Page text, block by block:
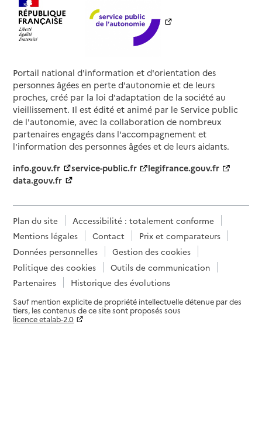
Portail national d'information et d'orientation des
personnes âgées en perte d'autonomie et de leurs
proches, créé par la loi d'adaptation de la société au
vieillissement. Il est édité et animé par le Service public
de l'autonomie, avec la collaboration de nombreux
partenaires engagés dans l'accompagnement et
l'information des personnes âgées et de leurs aidants.
info.gouv.fr
service-public.fr
legifrance.gouv.fr
data.gouv.fr
Plan du site
Accessibilité : totalement conforme
Mentions légales
Contact
Prix et comparateurs
Données personnelles
Gestion des cookies
Politique des cookies
Outils de communication
Partenaires
Historique des évolutions
Sauf mention explicite de propriété intellectuelle détenue par des
tiers, les contenus de ce site sont proposés sous
licence etalab-2.0